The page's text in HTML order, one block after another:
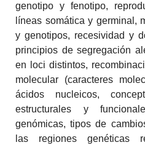
genotipo y fenotipo,
líneas somática y germinal,
y genotipos, recesividad y
principios de segregación
en loci distintos,
molecular (caracteres
ácidos nucleicos,
estructurales y
genómicas, tipos de
las regiones genéticas